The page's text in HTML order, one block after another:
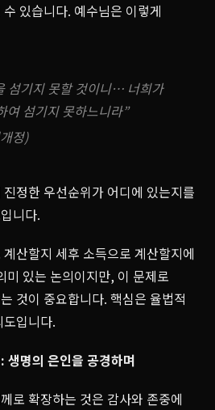
있습니다. 예수님은 이렇게
섬기지 못할 것이니… 너희가
여 섬기지 못하느니라”
정)
정한 우선순위가 어디에 있는지를
니다.
산할지 세후 소득으로 계산할지에
미 있는 논의이지만, 이 문제로
것이 중요합니다. 핵심은 율법적
입니다.
생명의 은인을 공경하며
로 확장하는 것은 감사와 존중에